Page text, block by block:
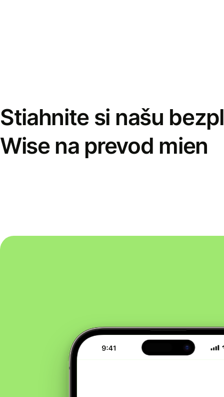
Stiahnite si našu
Wise na prevod mien